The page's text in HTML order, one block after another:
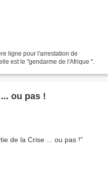
ligne pour l'arrestation de
est le "gendarme de l'Afrique ".
ou pas !